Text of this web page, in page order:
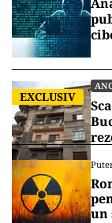
EXCLUSIV
un